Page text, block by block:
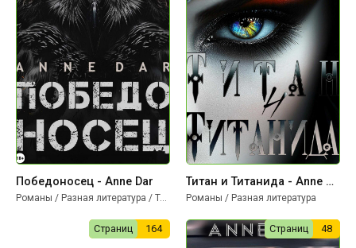
Победоносец - Anne Dar
Романы / Разная литература / Триллеры
Титан и Титанида - Anne Dar
Романы / Разная литература
Страниц 164 Страниц 48